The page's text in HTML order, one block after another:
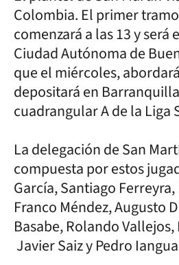
Colombia. El primer
comenzará a las 13 y será
Ciudad Autónoma de
que el miércoles,
depositará en
cuadrangular A de la Liga
La delegación de San
compuesta por estos
García, Santiago
Franco Méndez, Augusto
Basabe, Rolando
Javier Saiz y Pedro